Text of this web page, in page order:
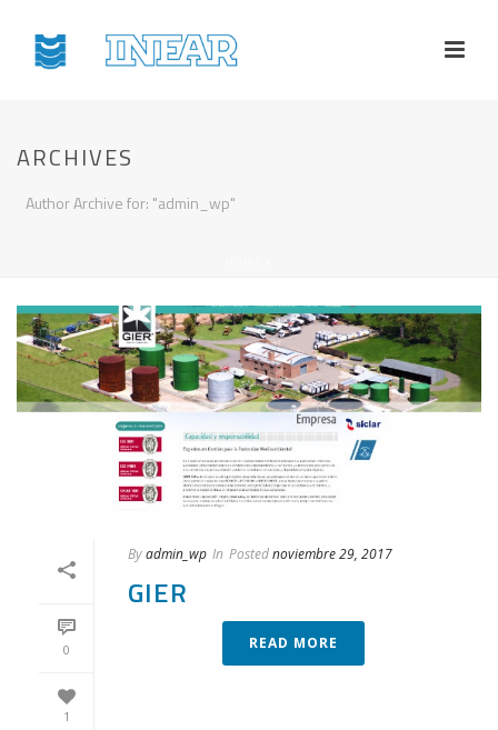
ARCHIVES
Author Archive for: "admin_wp"
0
1
Byadmin_wp In Postednoviembre 29, 2017
GIER
READ MORE